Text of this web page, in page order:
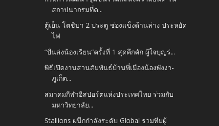
สถาปนากรมที่ด...
ตู้เย็น โตชิบา 2 ประตู ช่องแข็งด้านล่าง ประหยัด
ไฟ
“ปั่นส่งน้องเรียน”ครั้งที่ 1 สุดคึกคัก ผู้ใจบุญร่...
พิธีเปิดงานสานสัมพันธ์บ้านพี่เมืองน้องพังงา-
ภูเก็ต...
สมาคมกีฬาอีสปอร์ตแห่งประเทศไทย ร่วมกับ
มหาวิทยาลัย...
Stallions ผนึกกำลังระดับ Global รวมทีมผู้